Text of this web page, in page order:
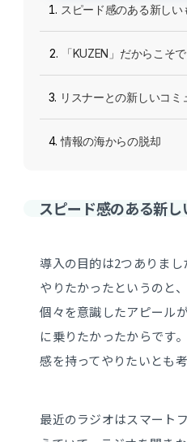
スピード感のある新しい
「KUZEN」だからこそ
リスナーとの新しいコ
情報の海からの脱却
スピード感のある新し
導入の目的は2つありま
やりたかったというのと
個々を意識したアピール
に乗りたかったからです
感を持ってやりたいとも
最近のラジオはスマート